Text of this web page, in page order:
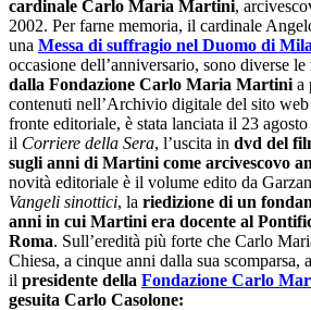
cardinale Carlo Maria Martini,
2002. Per farne memoria, il cardinale
una Messa di suffragio nel Duomo di
occasione dell’anniversario, sono diverse le
dalla Fondazione Carlo Maria Martini a
contenuti nell’Archivio digitale del sito
fronte editoriale, è stata lanciata il 23
il Corriere della Sera, l’uscita in dvd del
sugli anni di Martini come arcivescovo
novità editoriale è il volume edito da
Vangeli sinottici, la riedizione di un
anni in cui Martini era docente al
Roma. Sull’eredità più forte che Carlo
Chiesa, a cinque anni dalla sua scomparsa,
il presidente della Fondazione Carlo
gesuita Carlo Casolone: